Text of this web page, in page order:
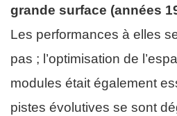
grande surface (années
Les performances à elles
pas ; l’optimisation de
modules était également
pistes évolutives se sont